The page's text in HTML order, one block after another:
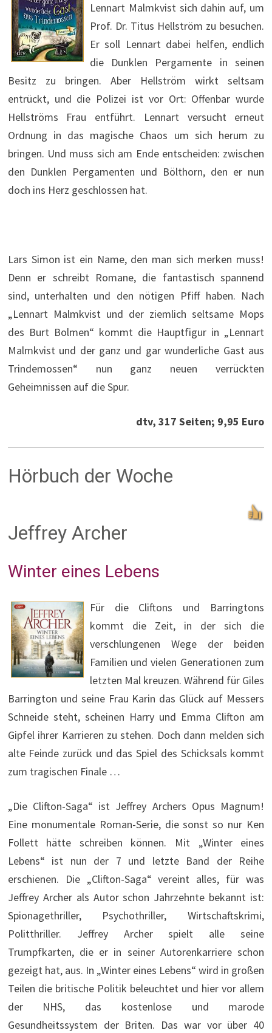
Lennart Malmkvist sich dahin auf, um
Prof. Dr. Titus Hellström zu besuchen.
Er soll Lennart dabei helfen, endlich
die Dunklen Pergamente in seinen
Besitz zu bringen. Aber Hellström wirkt seltsam
entrückt, und die Polizei ist vor Ort: Offenbar wurde
Hellströms Frau entführt. Lennart versucht erneut
Ordnung in das magische Chaos um sich herum zu
bringen. Und muss sich am Ende entscheiden: zwischen
den Dunklen Pergamenten und Bölthorn, den er nun
doch ins Herz geschlossen hat.
Lars Simon ist ein Name, den man sich merken muss!
Denn er schreibt Romane, die fantastisch spannend
sind, unterhalten und den nötigen Pfiff haben. Nach
„Lennart Malmkvist und der ziemlich seltsame Mops
des Burt Bolmen“ kommt die Hauptfigur in „Lennart
Malmkvist und der ganz und gar wunderliche Gast aus
Trindemossen“ nun ganz neuen verrückten
Geheimnissen auf die Spur.
dtv, 317 Seiten; 9,95 Euro
Hörbuch der Woche
Jeffrey Archer
Winter eines Lebens
Für die Cliftons und Barringtons
kommt die Zeit, in der sich die
verschlungenen Wege der beiden
Familien und vielen Generationen zum
letzten Mal kreuzen. Während für Giles
Barrington und seine Frau Karin das Glück auf Messers
Schneide steht, scheinen Harry und Emma Clifton am
Gipfel ihrer Karrieren zu stehen. Doch dann melden sich
alte Feinde zurück und das Spiel des Schicksals kommt
zum tragischen Finale …
„Die Clifton-Saga“ ist Jeffrey Archers Opus Magnum!
Eine monumentale Roman-Serie, die sonst so nur Ken
Follett hätte schreiben können. Mit „Winter eines
Lebens“ ist nun der 7 und letzte Band der Reihe
erschienen. Die „Clifton-Saga“ vereint alles, für was
Jeffrey Archer als Autor schon Jahrzehnte bekannt ist:
Spionagethriller, Psychothriller, Wirtschaftskrimi,
Politthriller. Jeffrey Archer spielt alle seine
Trumpfkarten, die er in seiner Autorenkarriere schon
gezeigt hat, aus. In „Winter eines Lebens“ wird in großen
Teilen die britische Politik beleuchtet und hier vor allem
der NHS, das kostenlose und marode
Gesundheitssystem der Briten. Das war vor über 40